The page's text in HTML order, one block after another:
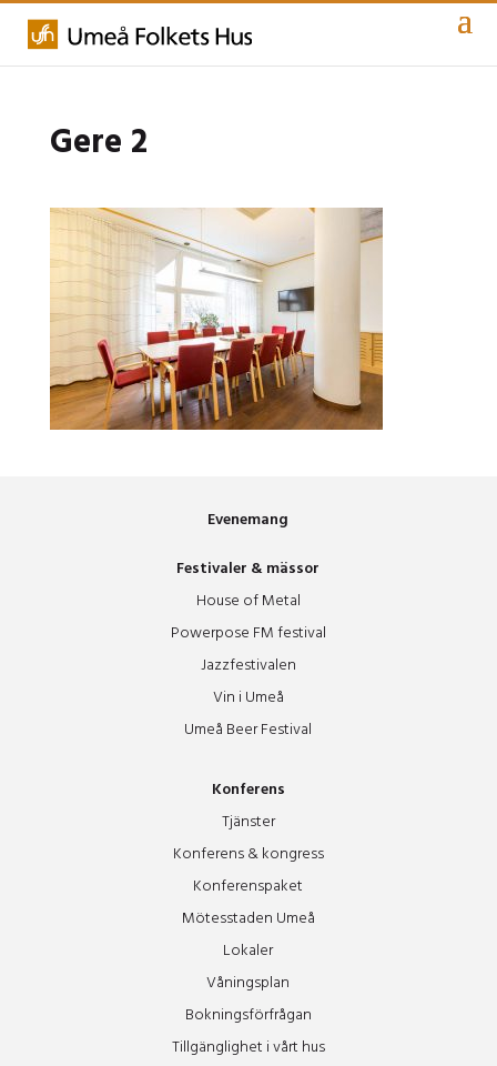
Gere 2
Evenemang
Festivaler & mässor
House of Metal
Powerpose FM festival
Jazzfestivalen
Vin i Umeå
Umeå Beer Festival
Konferens
Tjänster
Konferens & kongress
Konferenspaket
Mötesstaden Umeå
Lokaler
Våningsplan
Bokningsförfrågan
Tillgänglighet i vårt hus